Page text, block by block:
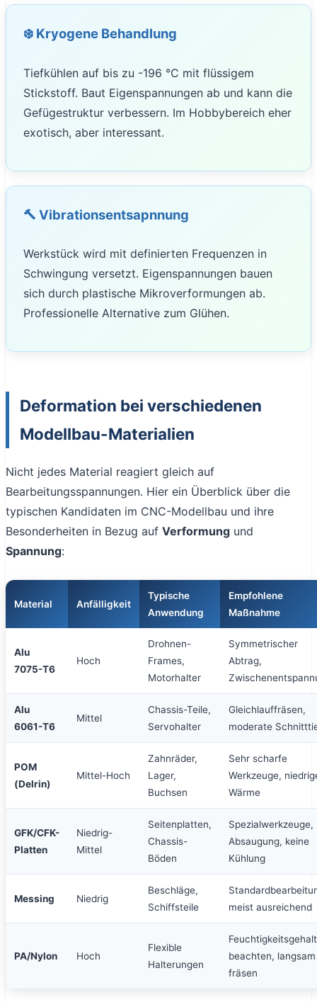
❄️ Kryogene Behandlung
Tiefkühlen auf bis zu -196 °C mit flüssigem
Stickstoff. Baut Eigenspannungen ab und kann die
Gefügestruktur verbessern. Im Hobbybereich eher
exotisch, aber interessant.
🔨 Vibrationsentsapnnung
Werkstück wird mit definierten Frequenzen in
Schwingung versetzt. Eigenspannungen bauen
sich durch plastische Mikroverformungen ab.
Professionelle Alternative zum Glühen.
Deformation bei verschiedenen
Modellbau-Materialien
Nicht jedes Material reagiert gleich auf
Bearbeitungsspannungen. Hier ein Überblick über die
typischen Kandidaten im CNC-Modellbau und ihre
Besonderheiten in Bezug auf Verformung und
Spannung:
Material Anfälligkeit
Typische
Anwendung
Empfohlene
Maßnahme
Alu
7075-T6
Hoch
Drohnen-
Frames,
Motorhalter
Symmetrischer
Abtrag,
Alu
6061-T6
Mittel
Chassis-Teile,
Servohalter
Gleichlauffräsen,
moderate
POM
(Delrin)
Mittel-Hoch
Zahnräder,
Lager,
Buchsen
Sehr scharfe
Werkzeuge,
Wärme
GFK/CFK-
Platten
Niedrig-
Mittel
Seitenplatten,
Chassis-
Böden
Spezialwerkzeuge,
Absaugung, keine
Kühlung
Messing Niedrig
Beschläge,
Schiffsteile
meist ausreichend
PA/Nylon Hoch
Flexible
Halterungen
Feuchtigkeitsgehalt
beachten, langsam
fräsen